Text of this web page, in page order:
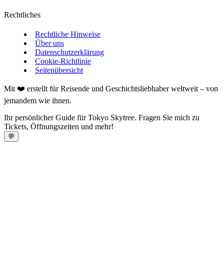
Rechtliches
Rechtliche Hinweise
Über uns
Datenschutzerklärung
Cookie-Richtlinie
Seitenübersicht
Mit ❤️ erstellt für Reisende und Geschichtsliebhaber weltweit – von
jemandem wie ihnen.
Ihr persönlicher Guide für Tokyo Skytree. Fragen Sie mich zu
Tickets, Öffnungszeiten und mehr!
💬